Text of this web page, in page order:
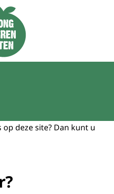
Jong Leren Eten
deze site? Dan kunt u